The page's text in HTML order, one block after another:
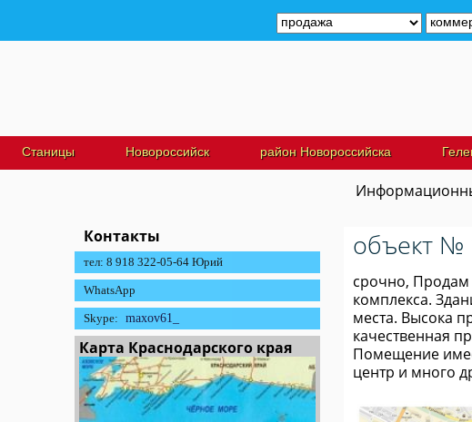
объект №
срочно,
комплекса.
места. Высока
качественная
Помещение
центр и много
Контакты
тел: 8 918 322-05-64 Юрий
WhatsApp
Skype: maxov61_
Карта Краснодарского края
Станицы Новороссийск район Новороссийска